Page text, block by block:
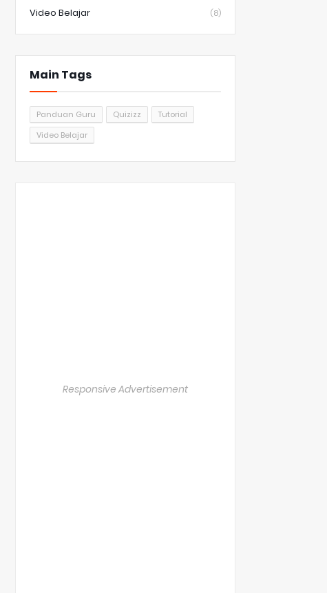
Video Belajar (8)
Main Tags
Panduan Guru Quizizz
Tutorial
Video Belajar
Responsive Advertisement